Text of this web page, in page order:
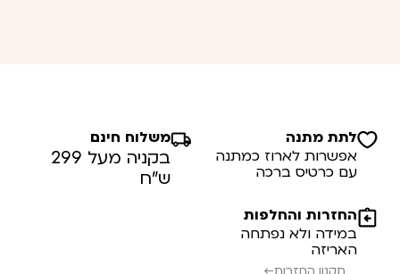
לתת מתנה
אפשרות לארוז כמתנה
עם כרטיס ברכה
משלוח חינם
בקניה מעל 299
ש”ח
החזרות והחלפות
במידה ולא נפתחה
האריזה